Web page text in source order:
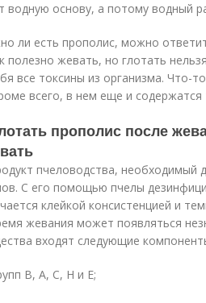
водную основу, а потому водный
ли есть прополис, можно
полезно жевать, но глотать
все токсины из организма. Что-
всего, в нем еще и
прополис после
пчеловодства, необходимый
С его помощью пчелы
клейкой консистенцией и
жевания может появляться
входят следующие
B, A, C, H и E;